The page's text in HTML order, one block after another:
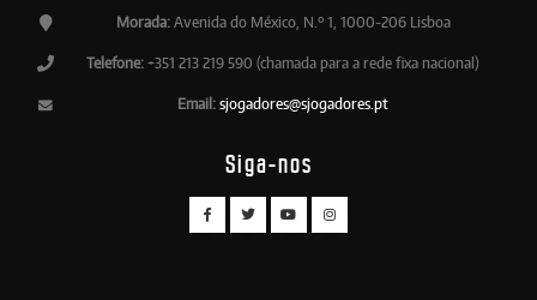
Morada:Avenida do México, N.º 1, 1000-206 Lisboa
Telefone: +351 213 219 590 (chamada para a rede fixa nacional)
Email: sjogadores@sjogadores.pt
Siga-nos